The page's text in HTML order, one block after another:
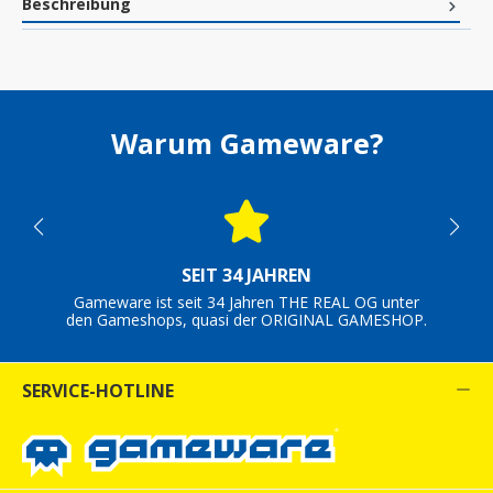
Beschreibung
Warum Gameware?
SEIT 34 JAHREN
Gameware ist seit 34 Jahren THE REAL OG unter
den Gameshops, quasi der ORIGINAL GAMESHOP.
SERVICE-HOTLINE